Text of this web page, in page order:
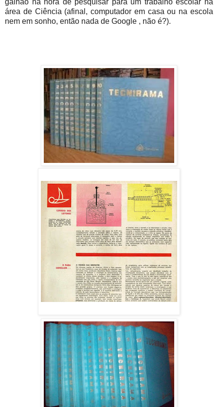
área de Ciência (afinal, computador em casa ou na escola
nem em sonho, então nada de Google , não é?).